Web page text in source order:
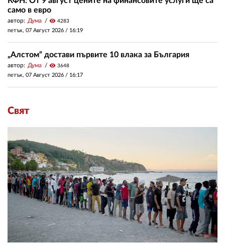
само в евро
автор: Дума visibility 4283
петък, 07 Август 2026 / 16:19
„Алстом“ достави първите 10 влака за България
автор: Дума visibility 3648
петък, 07 Август 2026 / 16:17
Свят